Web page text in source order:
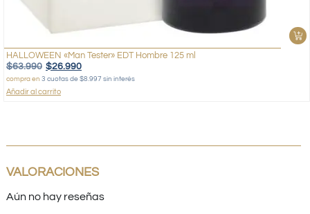
HALLOWEEN «Man Tester» EDT Hombre 125 ml
$63.990 $26.990
compra en 3 cuotas de $8.997 sin interés
Añadir al carrito
VALORACIONES
Aún no hay reseñas